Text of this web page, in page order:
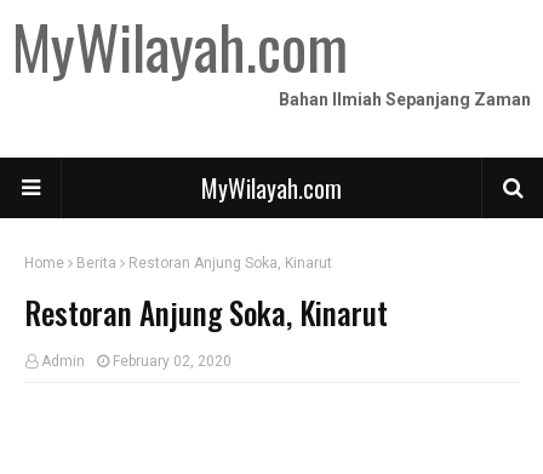
MyWilayah.com
Bahan Ilmiah Sepanjang Zaman
MyWilayah.com
Home Berita Restoran Anjung Soka, Kinarut
Restoran Anjung Soka, Kinarut
Admin February 02, 2020